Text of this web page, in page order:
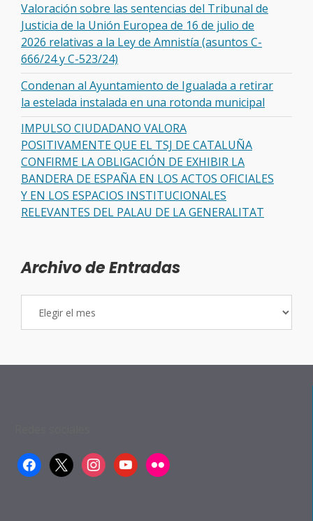
Valoración sobre las sentencias del Tribunal de
Justicia de la Unión Europea de 16 de julio de
2026 relativas a la Ley de Amnistía (asuntos C-
666/24 y C-523/24)
Condenan al Ayuntamiento de Igualada a retirar
la estelada instalada en una rotonda municipal
IMPULSO CIUDADANO VALORA
POSITIVAMENTE QUE EL TSJ DE CATALUÑA
CONFIRME LA OBLIGACIÓN DE EXHIBIR LA
BANDERA DE ESPAÑA EN LOS ACTOS OFICIALES
Y EN LOS ESPACIOS INSTITUCIONALES
RELEVANTES DEL PALAU DE LA GENERALITAT
Archivo de Entradas
facebook
x instagramyoutubeflickr